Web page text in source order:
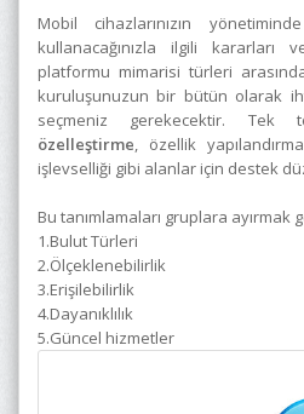
Mobil cihazlarınızın
kullanacağınızla ilgili
platformu mimarisi türleri
kuruluşunuzun bir bütün olarak
seçmeniz gerekecektir. Tek
özelleştirme, özellik
işlevselliği gibi alanlar için destek
Bu tanımlamaları gruplara ayırmak
1.Bulut Türleri
2.Ölçeklenebilirlik
3.Erişilebilirlik
4.Dayanıklılık
5.Güncel hizmetler